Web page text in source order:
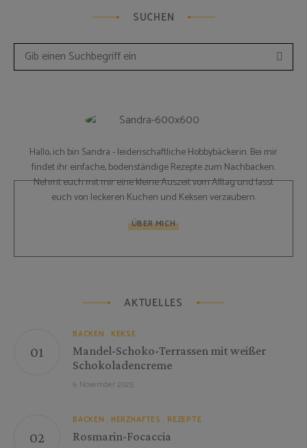
SUCHEN
Search
Hallo, ich bin Sandra - leidenschaftliche Hobbybäckerin. Bei mir
findet ihr einfache, bodenständige Rezepte zum Nachbacken.
Nehmt euch mit mir eine kleine Auszeit vom Alltag und lasst
euch von leckeren Kuchen und Keksen verzaubern.
ÜBER MICH
AKTUELLES
BACKEN KEKSE
Mandel-Schoko-Terrassen mit weißer
Schokoladencreme
9. November 2025
BACKEN HERZHAFTES REZEPTE
Rosmarin-Focaccia